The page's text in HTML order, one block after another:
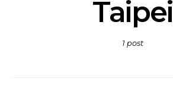
Taipei
1 post